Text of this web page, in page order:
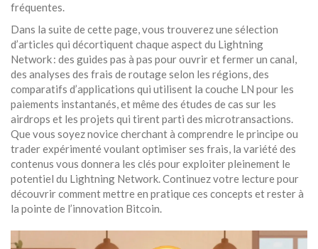
fréquentes.
Dans la suite de cette page, vous trouverez une sélection
d’articles qui décortiquent chaque aspect du Lightning
Network : des guides pas à pas pour ouvrir et fermer un canal,
des analyses des frais de routage selon les régions, des
comparatifs d’applications qui utilisent la couche LN pour les
paiements instantanés, et même des études de cas sur les
airdrops et les projets qui tirent parti des microtransactions.
Que vous soyez novice cherchant à comprendre le principe ou
trader expérimenté voulant optimiser ses frais, la variété des
contenus vous donnera les clés pour exploiter pleinement le
potentiel du Lightning Network. Continuez votre lecture pour
découvrir comment mettre en pratique ces concepts et rester à
la pointe de l’innovation Bitcoin.